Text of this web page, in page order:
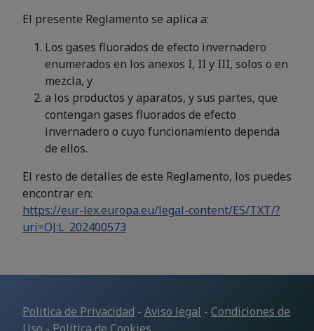
El presente Reglamento se aplica a:
Los gases fluorados de efecto invernadero
enumerados en los anexos I, II y III, solos o en
mezcla, y
a los productos y aparatos, y sus partes, que
contengan gases fluorados de efecto
invernadero o cuyo funcionamiento dependa
de ellos.
El resto de detalles de este Reglamento, los puedes
encontrar en:
https://eur-lex.europa.eu/legal-content/ES/TXT/?
uri=OJ:L_202400573
Politica de Privacidad - Aviso legal - Condiciones de